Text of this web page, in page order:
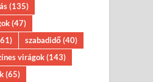
(135)
(47)
szabadidő(40)
virágok(143)
(65)